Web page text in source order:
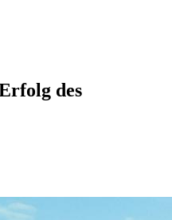
des